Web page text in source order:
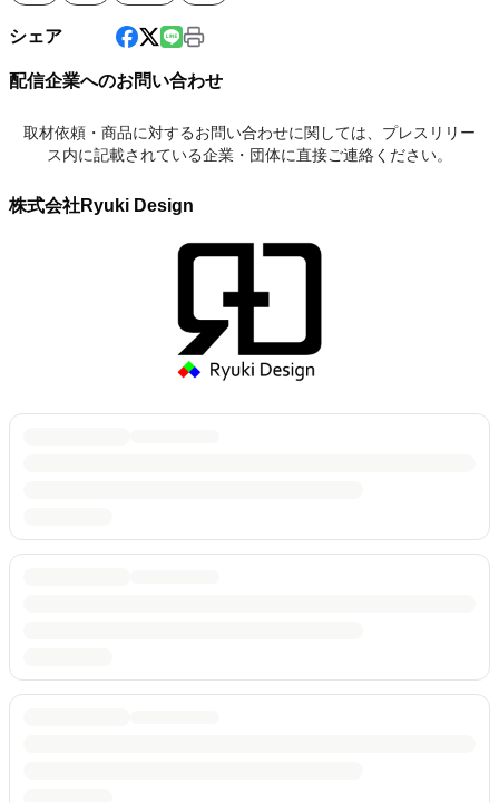
シェア
配信企業へのお問い合わせ
取材依頼・商品に対するお問い合わせに関しては、プレスリリー
ス内に記載されている企業・団体に直接ご連絡ください。
株式会社Ryuki Design